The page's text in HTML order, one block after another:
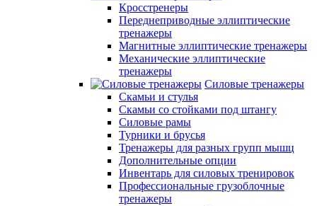
Кросстренеры
Переднеприводные эллиптические
тренажеры
Магнитные эллиптические тренажеры
Механические эллиптические
тренажеры
Силовые тренажеры
Скамьи и стулья
Скамьи со стойками под штангу
Силовые рамы
Турники и брусья
Тренажеры для разных групп мышц
Дополнительные опции
Инвентарь для силовых тренировок
Профессиональные грузоблочные
тренажеры